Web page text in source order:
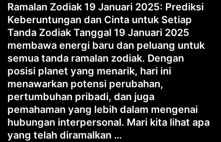
Ramalan Zodiak 19 Januari 2025: Prediksi
Keberuntungan dan Cinta untuk Setiap
Tanda Zodiak Tanggal 19 Januari 2025
membawa energi baru dan peluang untuk
semua tanda ramalan zodiak. Dengan
posisi planet yang menarik, hari ini
menawarkan potensi perubahan,
pertumbuhan pribadi, dan juga
pemahaman yang lebih dalam mengenai
hubungan interpersonal. Mari kita lihat apa
yang telah diramalkan …